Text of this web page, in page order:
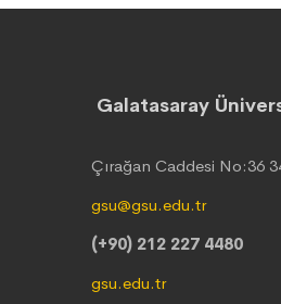
Galatasaray
Çırağan Caddesi No:36
gsu@gsu.edu.tr
(+90) 212 227 4480
gsu.edu.tr